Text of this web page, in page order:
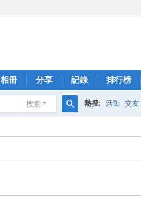
相冊 分享 記錄 排行榜
搜索
索
熱搜: 活動 交友